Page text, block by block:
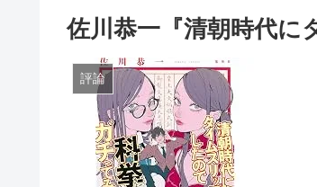
佐川恭一『清朝時代に
評論